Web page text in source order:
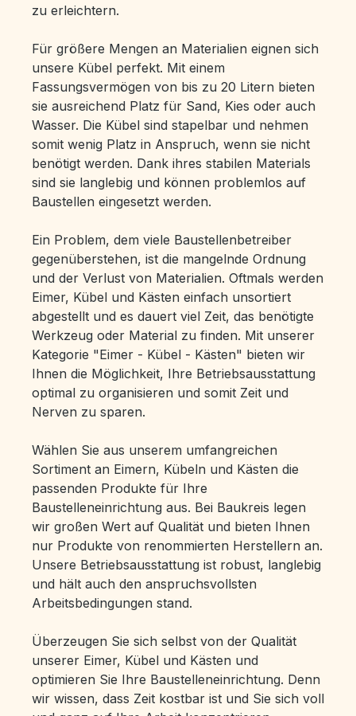
zu erleichtern.
Für größere Mengen an Materialien eignen sich
unsere Kübel perfekt. Mit einem
Fassungsvermögen von bis zu 20 Litern bieten
sie ausreichend Platz für Sand, Kies oder auch
Wasser. Die Kübel sind stapelbar und nehmen
somit wenig Platz in Anspruch, wenn sie nicht
benötigt werden. Dank ihres stabilen Materials
sind sie langlebig und können problemlos auf
Baustellen eingesetzt werden.
Ein Problem, dem viele Baustellenbetreiber
gegenüberstehen, ist die mangelnde Ordnung
und der Verlust von Materialien. Oftmals werden
Eimer, Kübel und Kästen einfach unsortiert
abgestellt und es dauert viel Zeit, das benötigte
Werkzeug oder Material zu finden. Mit unserer
Kategorie "Eimer - Kübel - Kästen" bieten wir
Ihnen die Möglichkeit, Ihre Betriebsausstattung
optimal zu organisieren und somit Zeit und
Nerven zu sparen.
Wählen Sie aus unserem umfangreichen
Sortiment an Eimern, Kübeln und Kästen die
passenden Produkte für Ihre
Baustelleneinrichtung aus. Bei Baukreis legen
wir großen Wert auf Qualität und bieten Ihnen
nur Produkte von renommierten Herstellern an.
Unsere Betriebsausstattung ist robust, langlebig
und hält auch den anspruchsvollsten
Arbeitsbedingungen stand.
Überzeugen Sie sich selbst von der Qualität
unserer Eimer, Kübel und Kästen und
optimieren Sie Ihre Baustelleneinrichtung. Denn
wir wissen, dass Zeit kostbar ist und Sie sich voll